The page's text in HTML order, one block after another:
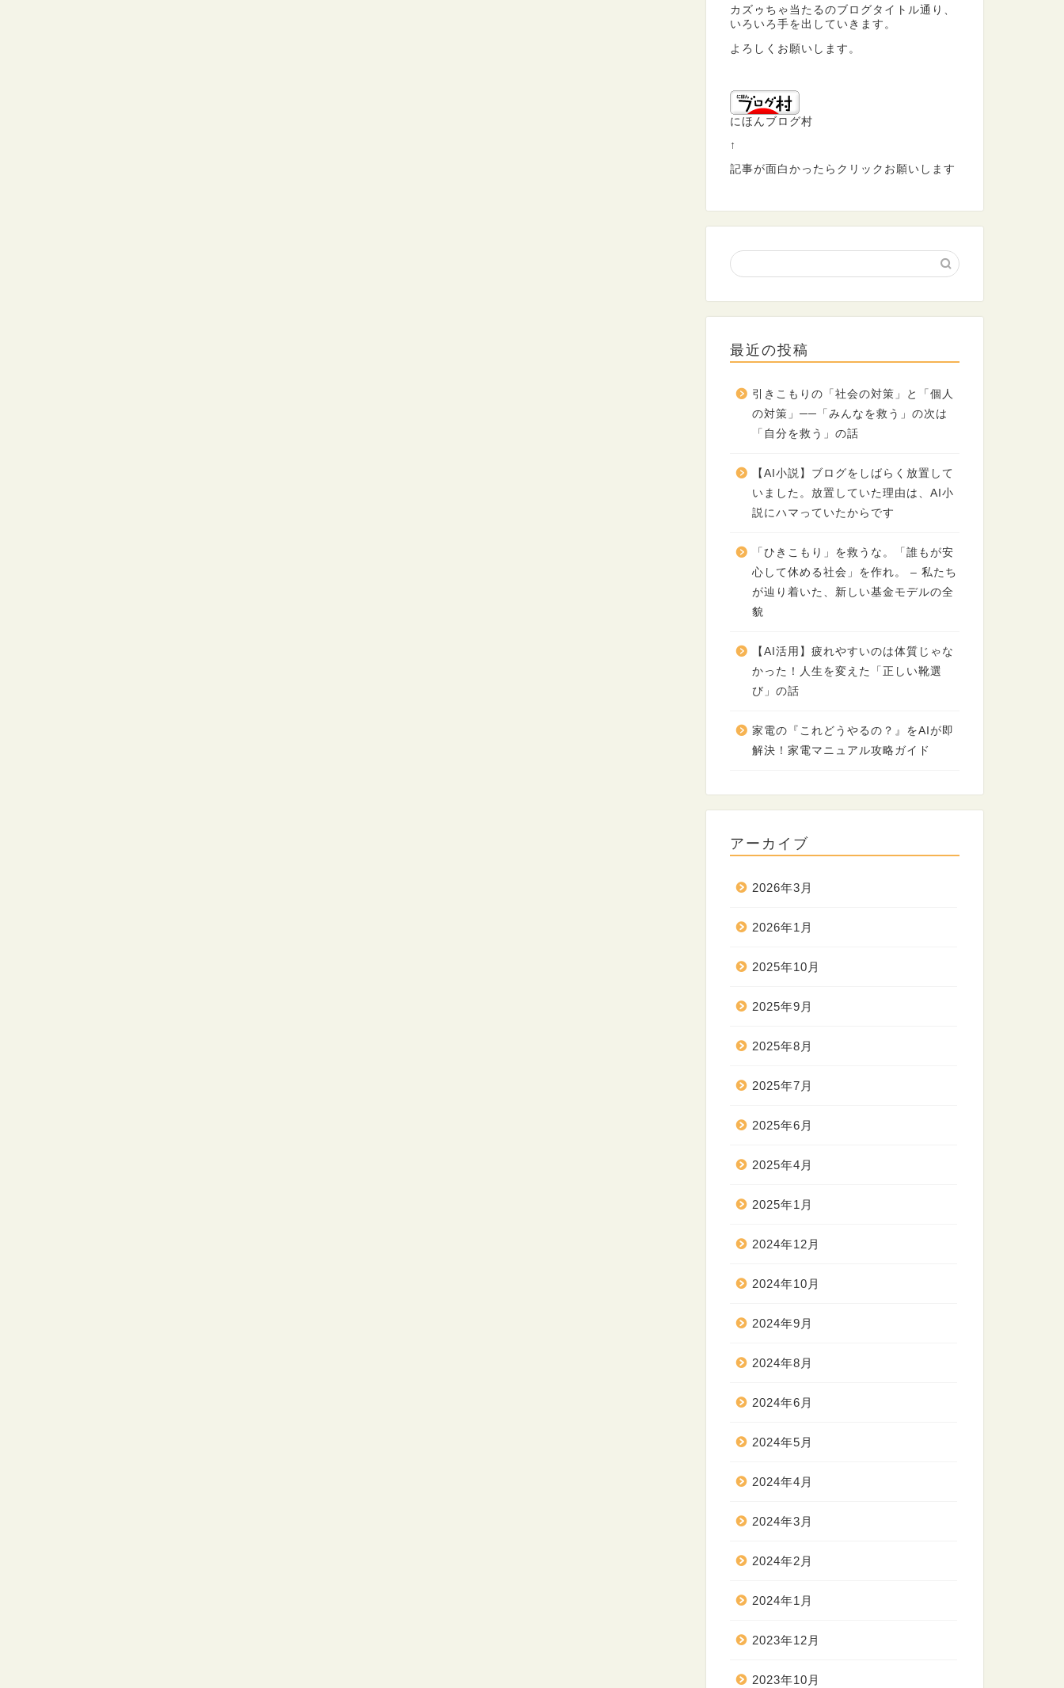
カズゥちゃ当たるのブログタイトル通り、
いろいろ手を出していきます。
よろしくお願いします。
にほんブログ村
↑
記事が面白かったらクリックお願いします
最近の投稿
引きこもりの「社会の対策」と「個人
の対策」──「みんなを救う」の次は
「自分を救う」の話
【AI小説】ブログをしばらく放置して
いました。放置していた理由は、AI小
説にハマっていたからです
「ひきこもり」を救うな。「誰もが安
心して休める社会」を作れ。 – 私たち
が辿り着いた、新しい基金モデルの全
貌
【AI活用】疲れやすいのは体質じゃな
かった！人生を変えた「正しい靴選
び」の話
家電の『これどうやるの？』をAIが即
解決！家電マニュアル攻略ガイド
アーカイブ
2026年3月
2026年1月
2025年10月
2025年9月
2025年8月
2025年7月
2025年6月
2025年4月
2025年1月
2024年12月
2024年10月
2024年9月
2024年8月
2024年6月
2024年5月
2024年4月
2024年3月
2024年2月
2024年1月
2023年12月
2023年10月